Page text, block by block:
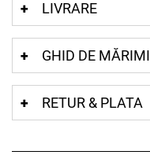
LIVRARE
GHID DE MĂRIMI
RETUR & PLATA